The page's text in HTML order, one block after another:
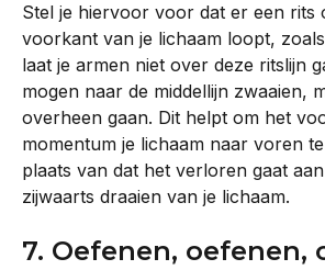
Stel je hiervoor voor dat er een rits
voorkant van je lichaam loopt,
laat je armen niet over deze ritslijn
mogen naar de middellijn zwaaien,
overheen gaan. Dit helpt om het
momentum je lichaam naar voren
plaats van dat het verloren gaat
zijwaarts draaien van je lichaam.
7. Oefenen, oefenen,